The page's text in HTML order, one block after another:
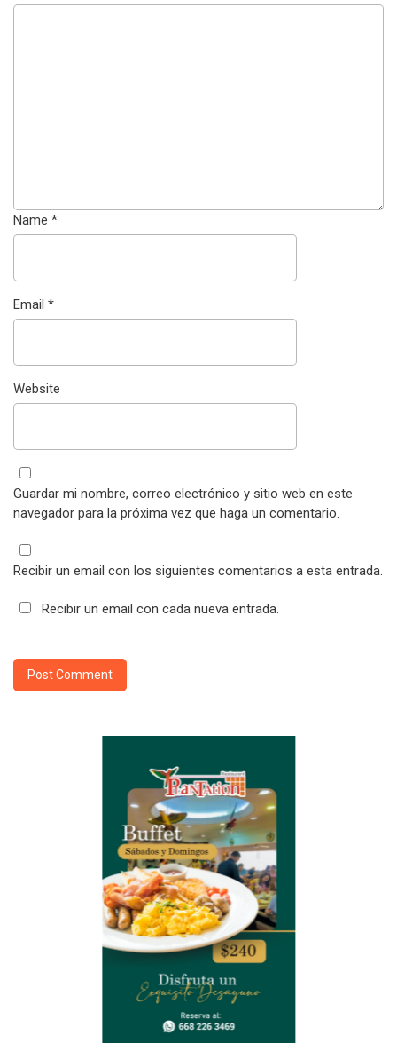
Name *
Email *
Website
Guardar mi nombre, correo electrónico y sitio web en este
navegador para la próxima vez que haga un comentario.
Recibir un email con los siguientes comentarios a esta entrada.
Recibir un email con cada nueva entrada.